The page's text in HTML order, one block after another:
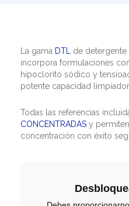
Colabora con nosotros
Contacto
La gama DTL
de detergente
incorpora formulaciones
hipoclorito sódico y
potente capacidad
Todas las referencias
CONCENTRADAS y
concentración con éxito